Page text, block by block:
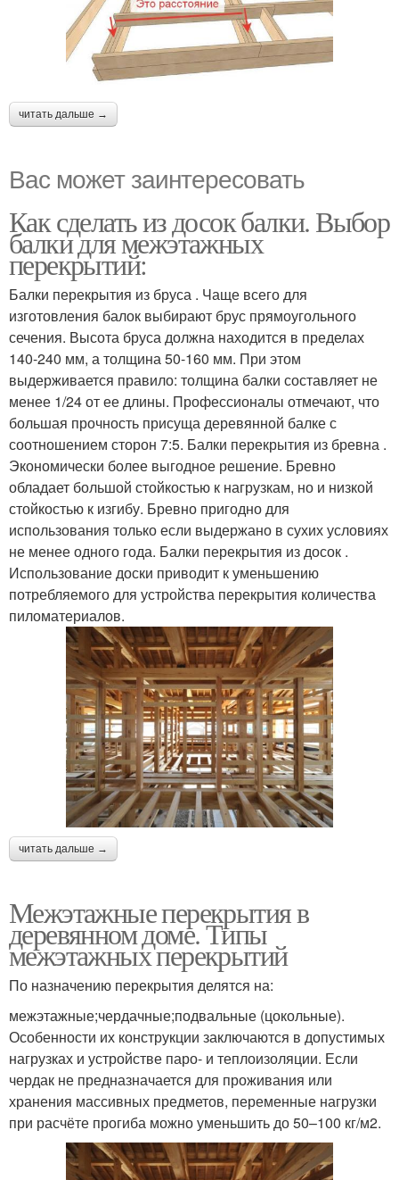
читать дальше →
Вас может заинтересовать
Как сделать из досок балки. Выбор
балки для межэтажных
перекрытий:
Балки перекрытия из бруса . Чаще всего для
изготовления балок выбирают брус прямоугольного
сечения. Высота бруса должна находится в пределах
140-240 мм, а толщина 50-160 мм. При этом
выдерживается правило: толщина балки составляет не
менее 1/24 от ее длины. Профессионалы отмечают, что
большая прочность присуща деревянной балке с
соотношением сторон 7:5. Балки перекрытия из бревна .
Экономически более выгодное решение. Бревно
обладает большой стойкостью к нагрузкам, но и низкой
стойкостью к изгибу. Бревно пригодно для
использования только если выдержано в сухих условиях
не менее одного года. Балки перекрытия из досок .
Использование доски приводит к уменьшению
потребляемого для устройства перекрытия количества
пиломатериалов.
читать дальше →
Межэтажные перекрытия в
деревянном доме. Типы
межэтажных перекрытий
По назначению перекрытия делятся на:
межэтажные;чердачные;подвальные (цокольные).
Особенности их конструкции заключаются в допустимых
нагрузках и устройстве паро- и теплоизоляции. Если
чердак не предназначается для проживания или
хранения массивных предметов, переменные нагрузки
при расчёте прогиба можно уменьшить до 50–100 кг/м2.